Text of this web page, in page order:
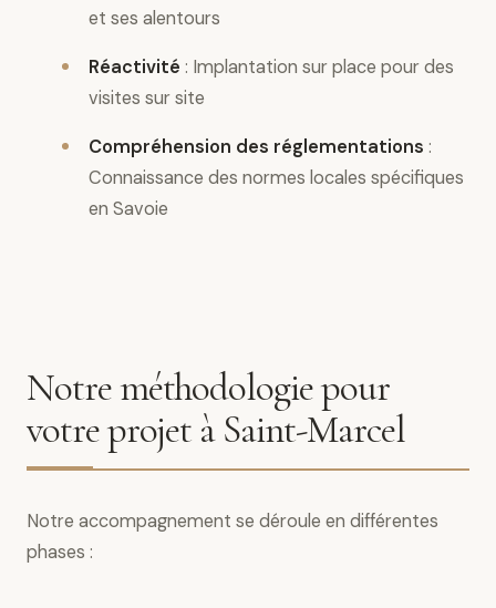
et ses alentours
Réactivité : Implantation sur place pour des
visites sur site
Compréhension des réglementations :
Connaissance des normes locales spécifiques
en Savoie
Notre méthodologie pour
votre projet à Saint-Marcel
Notre accompagnement se déroule en différentes
phases :